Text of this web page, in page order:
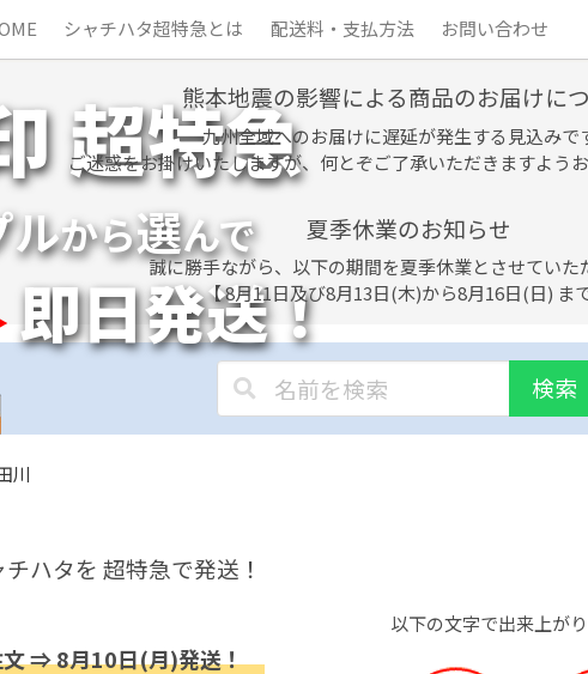
シャチハタ超特急とは 配送料・支払方法 お問い合わせ
超特急
ルから選んで
即日発送！
熊本地震の影響による商品のお届けに
九州全域へのお届けに遅延が発生する見込みで
ご迷惑をお掛けいたしますが、何とぞご了承いただきますよう
夏季休業のお知らせ
誠に勝手ながら、以下の期間を夏季休業とさせていた
【 8月11日及び8月13日(木)から8月16日(日) まで
検索
川
ハタを 超特急で発送！
以下の文字で出来上がり
文 ⇒ 8月10日(月)発送！